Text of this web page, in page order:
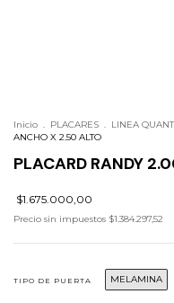
Inicio . PLACARES . LINEA
ANCHO X 2.50 ALTO
PLACARD RANDY
$1.675.000,00
Precio sin impuestos $1.384.297,52
TIPO DE PUERTA MELAMINA